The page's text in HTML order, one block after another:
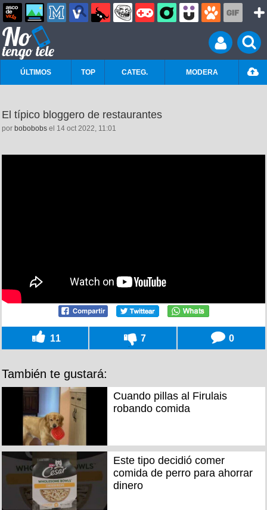
ÚLTIMOS TOP CATEG. MODERA
El típico bloggero de restaurantes
por bobobobs el 14 oct 2022, 11:01
11 7 0
También te gustará:
Cuando pillas al Firulais
robando comida
Este tipo decidió comer
comida de perro para ahorrar
dinero